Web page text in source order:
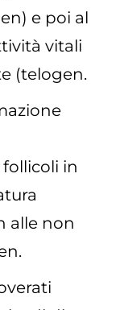
e poi al
vitali
(telogen.
in
alle non